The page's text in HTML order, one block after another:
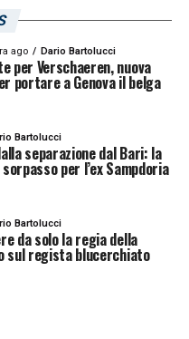
ago Dario Bartolucci
per Verschaeren, nuova
portare a Genova il belga
Bartolucci
separazione dal Bari: la
per l’ex Sampdoria
Bartolucci
da solo la regia della
sul regista blucerchiato